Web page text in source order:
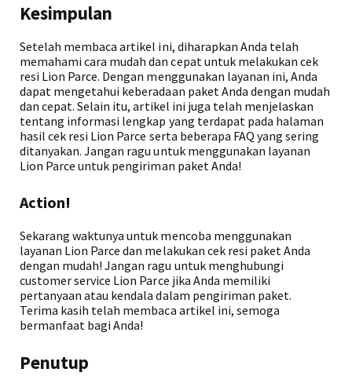
Kesimpulan
Setelah membaca artikel ini, diharapkan Anda telah
memahami cara mudah dan cepat untuk melakukan cek
resi Lion Parce. Dengan menggunakan layanan ini, Anda
dapat mengetahui keberadaan paket Anda dengan mudah
dan cepat. Selain itu, artikel ini juga telah menjelaskan
tentang informasi lengkap yang terdapat pada halaman
hasil cek resi Lion Parce serta beberapa FAQ yang sering
ditanyakan. Jangan ragu untuk menggunakan layanan
Lion Parce untuk pengiriman paket Anda!
Action!
Sekarang waktunya untuk mencoba menggunakan
layanan Lion Parce dan melakukan cek resi paket Anda
dengan mudah! Jangan ragu untuk menghubungi
customer service Lion Parce jika Anda memiliki
pertanyaan atau kendala dalam pengiriman paket.
Terima kasih telah membaca artikel ini, semoga
bermanfaat bagi Anda!
Penutup